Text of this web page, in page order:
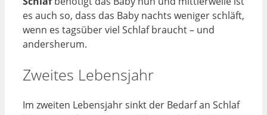
es auch so, dass das Baby nachts weniger schläft,
wenn es tagsüber viel Schlaf braucht – und
andersherum.
Zweites Lebensjahr
Im zweiten Lebensjahr sinkt der Bedarf an Schlaf